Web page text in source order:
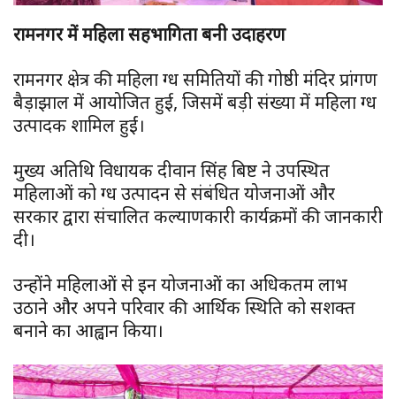
रामनगर में महिला सहभागिता बनी उदाहरण
रामनगर क्षेत्र की महिला दुग्ध समितियों की गोष्ठी मंदिर प्रांगण
बैड़ाझाल में आयोजित हुई, जिसमें बड़ी संख्या में महिला दुग्ध
उत्पादक शामिल हुईं।
मुख्य अतिथि विधायक दीवान सिंह बिष्ट ने उपस्थित
महिलाओं को दुग्ध उत्पादन से संबंधित योजनाओं और
सरकार द्वारा संचालित कल्याणकारी कार्यक्रमों की जानकारी
दी।
उन्होंने महिलाओं से इन योजनाओं का अधिकतम लाभ
उठाने और अपने परिवार की आर्थिक स्थिति को सशक्त
बनाने का आह्वान किया।